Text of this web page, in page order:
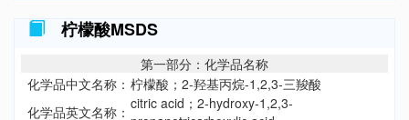
柠檬酸MSDS
第一部分：化学品名称
化学品中文名称： 柠檬酸；2-羟基丙烷-1,2,3-三羧酸
化学品英文名称： citric acid；2-hydroxy-1,2,3-